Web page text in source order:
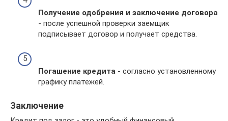
Получение одобрения и заключение договора
- после успешной проверки заемщик
подписывает договор и получает средства.
Погашение кредита - согласно установленному
графику платежей.
Заключение